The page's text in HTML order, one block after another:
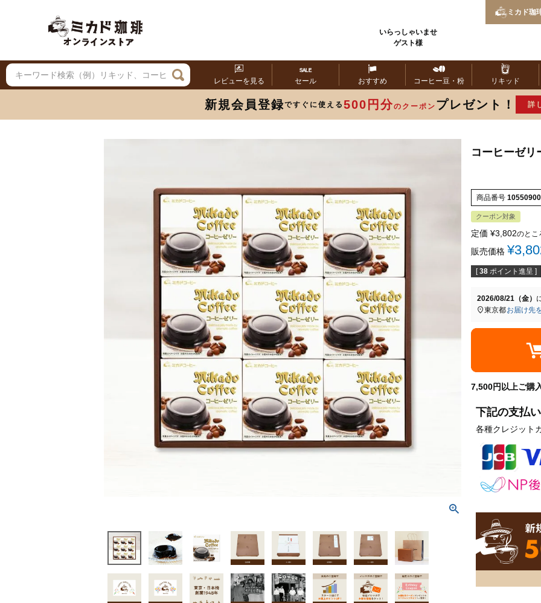
いらっしゃいませ
ゲスト様
ミカド珈
レビューを見る セール おすすめ コーヒー豆・粉 リキッド
新規会員登録ですぐに使える 500円分のクーポン プレゼント！ 詳
コーヒーゼリ
商品番号
クーポン対象
定価 ¥3,802のとこ
販売価格 ¥
[ 38 ポイント進呈 ]
2026/08/21（金）
東京都お届け先
7,500円以上ご購
下記の支払
各種クレジット